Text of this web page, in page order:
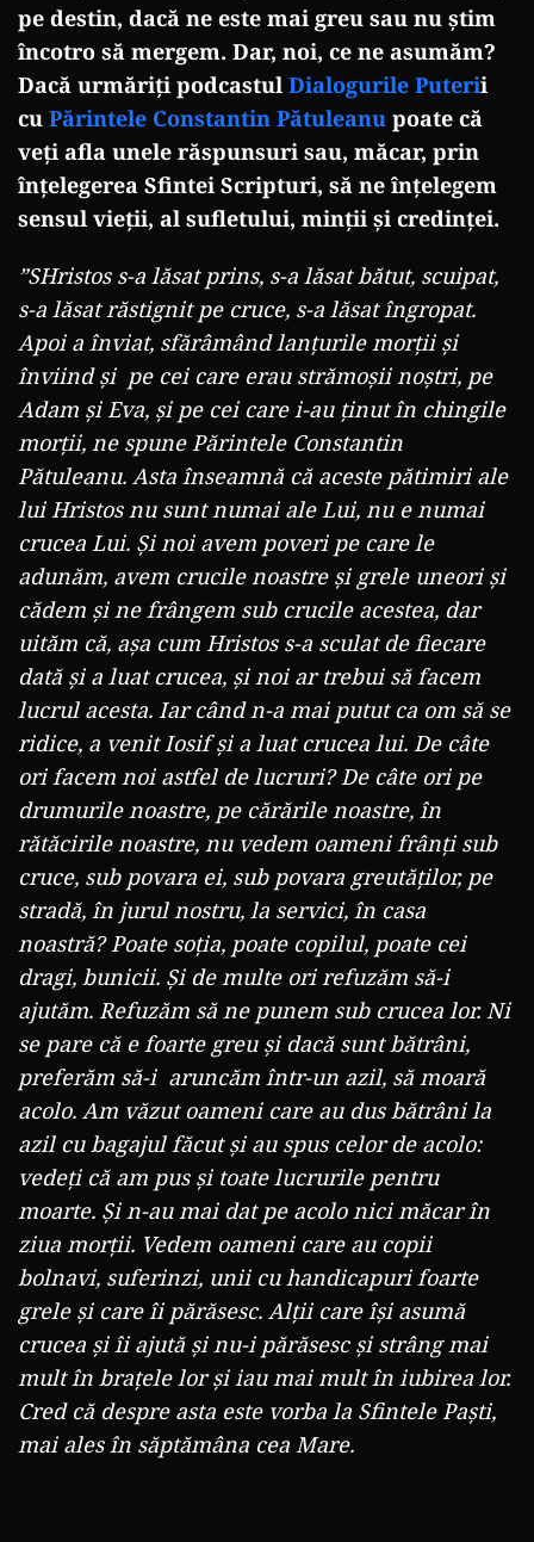
pe destin, dacă ne este mai greu sau nu știm
încotro să mergem. Dar, noi, ce ne asumăm?
Dacă urmăriți podcastul Dialogurile Puterii
cu Părintele Constantin Pătuleanu poate că
veți afla unele răspunsuri sau, măcar, prin
înțelegerea Sfintei Scripturi, să ne înțelegem
sensul vieții, al sufletului, minții și credinței.
”SHristos s-a lăsat prins, s-a lăsat bătut, scuipat,
s-a lăsat răstignit pe cruce, s-a lăsat îngropat.
Apoi a înviat, sfărâmând lanțurile morții și
înviind și pe cei care erau strămoșii noștri, pe
Adam și Eva, și pe cei care i-au ținut în chingile
morții, ne spune Părintele Constantin
Pătuleanu. Asta înseamnă că aceste pătimiri ale
lui Hristos nu sunt numai ale Lui, nu e numai
crucea Lui. Și noi avem poveri pe care le
adunăm, avem crucile noastre și grele uneori și
cădem și ne frângem sub crucile acestea, dar
uităm că, așa cum Hristos s-a sculat de fiecare
dată și a luat crucea, și noi ar trebui să facem
lucrul acesta. Iar când n-a mai putut ca om să se
ridice, a venit Iosif și a luat crucea lui. De câte
ori facem noi astfel de lucruri? De câte ori pe
drumurile noastre, pe cărările noastre, în
rătăcirile noastre, nu vedem oameni frânți sub
cruce, sub povara ei, sub povara greutăților, pe
stradă, în jurul nostru, la servici, în casa
noastră?Poate soția, poate copilul, poate cei
dragi, bunicii. Și de multe ori refuzăm să-i
ajutăm. Refuzăm să ne punem sub crucea lor. Ni
se pare că e foarte greu și dacă sunt bătrâni,
preferăm să-i aruncăm într-un azil, să moară
acolo. Am văzut oameni care au dus bătrâni la
azil cu bagajul făcut și au spus celor de acolo:
vedeți că am pus și toate lucrurile pentru
moarte. Și n-au mai dat pe acolo nici măcar în
ziua morții. Vedem oameni care au copii
bolnavi, suferinzi, unii cu handicapuri foarte
grele și care îi părăsesc. Alții care își asumă
crucea și îi ajută și nu-i părăsesc și strâng mai
mult în brațele lor și iau mai mult în iubirea lor.
Cred că despre asta este vorba la Sfintele Paști,
mai ales în săptămâna cea Mare.